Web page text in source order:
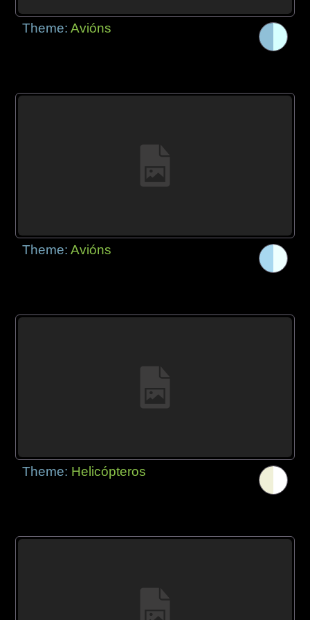
Theme:Avións
Theme:Avións
Theme: Helicópteros